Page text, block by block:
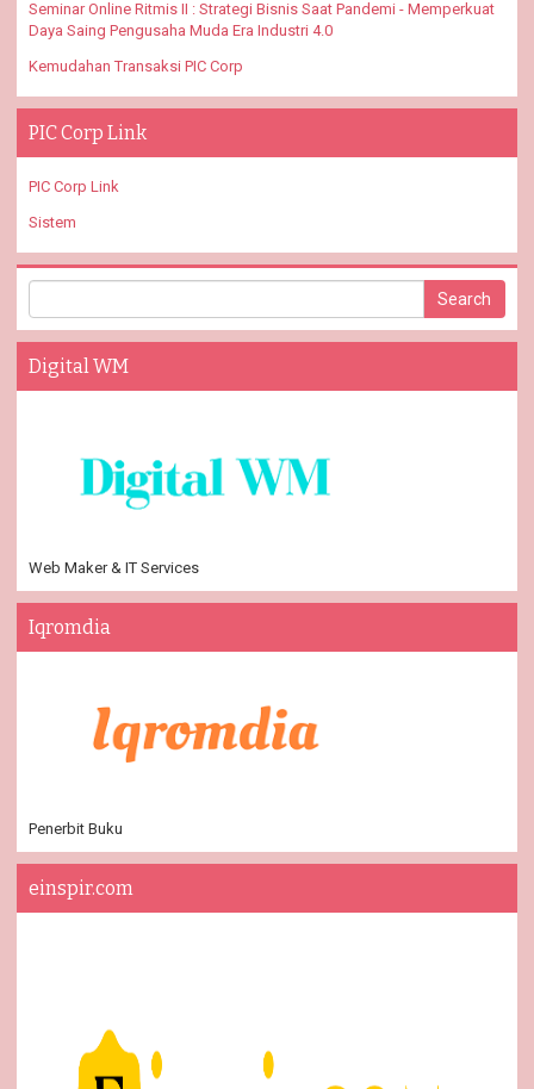
Seminar Online Ritmis II : Strategi Bisnis Saat Pandemi - Memperkuat
Daya Saing Pengusaha Muda Era Industri 4.0
Kemudahan Transaksi PIC Corp
PIC Corp Link
PIC Corp Link
Sistem
Digital WM
Web Maker & IT Services
Iqromdia
Penerbit Buku
einspir.com